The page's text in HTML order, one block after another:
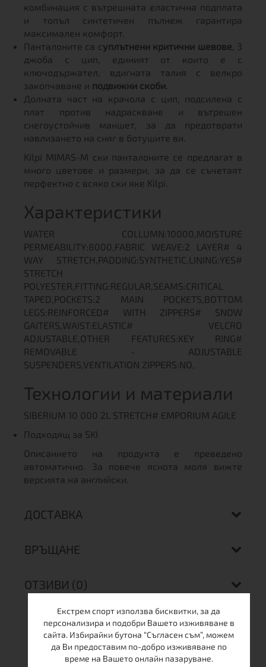
комбинация с вътрешната еластична подплата
и топъл синтетичен пълнеж гарантира
максимален комфорт.
Панталоните са суплътнени критични шевове , 3
джоба с цип, единият от които е с
ключодържател, вдигната талия с велкро
закопчаване и подвижни скоби.
Долната част на крачола с цип, подсилена с
плат против надраскване и вътрешен
снегоустойчив маншет, за да предотврати
навлизането на сняг в ботушите ви.
Kilpi MIMAS-M ски панталоните се предлагат в
много цветове и размери, за да се съчетаят
перфектно с всяко ски яке Kilpi.
Характеристики
WATER COLLUMN:10000,MOISTURE
PERMEABILITY:8000,FABRIC WEAVE:2 LAYER# 4
WAY STRETCH,PADDING:SYNTHETIC,LINING:YES#
STRETCH
POLYESTER,FITTING:REGULAR,SEAMS:CRITICAL
TAPED,POCKETS:2 MAIN POCKETS,BOTTOM
LEGS:REINFORCED# WITH ZIPPERS# SNOW
GAITERS,WAIST:ELASTIC# VELCRO
ADJUSTABLE,OTHER FEATURES:KEY RING#
REMOVABLE - ADJUSTABLE
SUSPENDERS,VENTILATION ZIPPERS:NO,
Технологии и материали
SIBERIUM 10 000 2L STRETCH# EMPORIUM AGILE
Подходящ за SKI
Описанието на продукта е преведено
автоматично. За повече яснота моля вижте
версията на английски.
ДОСТАВКА
ВРЪЩАНЕ
ОТЗИВИ (0)
ОЩЕ ОТ ТАЗИ МАРКА
Екстрем спорт използва бисквитки, за да
персонализира и подобри Вашето изживяване в
сайта. Избирайки бутона “Съгласен съм”, можем
да Ви предоставим по-добро изживяване по
време на Вашето онлайн пазаруване.